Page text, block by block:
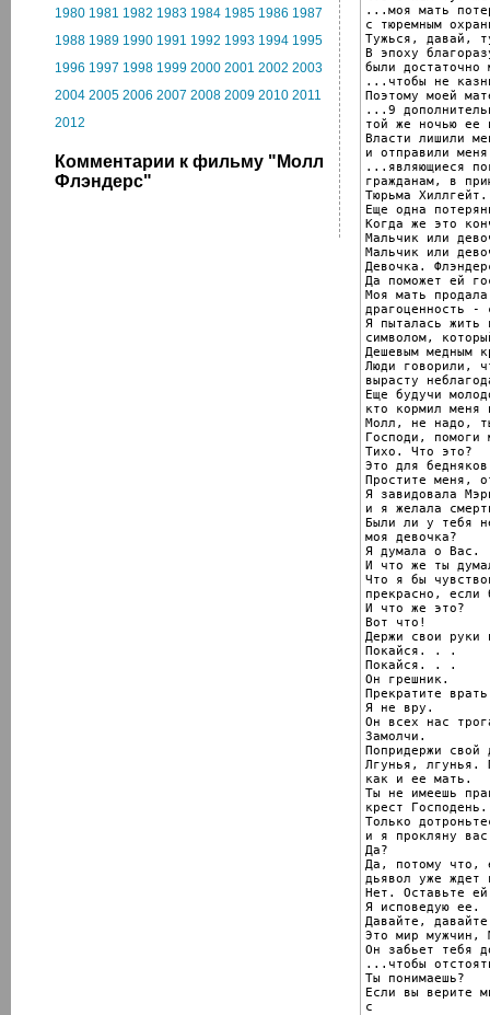
1980 1981 1982 1983 1984 1985 1986 1987
1988 1989 1990 1991 1992 1993 1994 1995
1996 1997 1998 1999 2000 2001 2002 2003
2004 2005 2006 2007 2008 2009 2010 2011
2012
Комментарии к фильму "Молл
Флэндерс"
...моя мать
с тюремным
Тужься, давай,
В эпоху
были достаточно
...чтобы не
Поэтому моей
...9
той же ночью ее
Власти лишили
и отправили
...являющиеся
гражданам, в
Тюрьма Хиллгейт.
Еще одна
Когда же это
Мальчик или
Мальчик или
Девочка.
Да поможет ей
Моя мать
драгоценность -
Я пыталась жить
символом,
Дешевым медным
Люди говорили,
вырасту
Еще будучи
кто кормил меня
Молл, не надо,
Господи, помоги
Тихо. Что это?
Это для
Простите меня,
Я завидовала
и я желала
Были ли у тебя
моя девочка?
Я думала о Вас.
И что же ты
Что я бы
прекрасно, если
И что же это?
Вот что!
Держи свои руки
Покайся. . .
Покайся. . .
Он грешник.
Прекратите
Я не вру.
Он всех нас
Замолчи.
Попридержи свой
Лгунья, лгунья.
как и ее мать.
Ты не имеешь
крест Господень.
Только
и я прокляну
Да?
Да, потому что,
дьявол уже ждет
Нет. Оставьте
Я исповедую ее.
Давайте,
Это мир мужчин,
Он забьет тебя
...чтобы
Ты понимаешь?
Если вы верите
с